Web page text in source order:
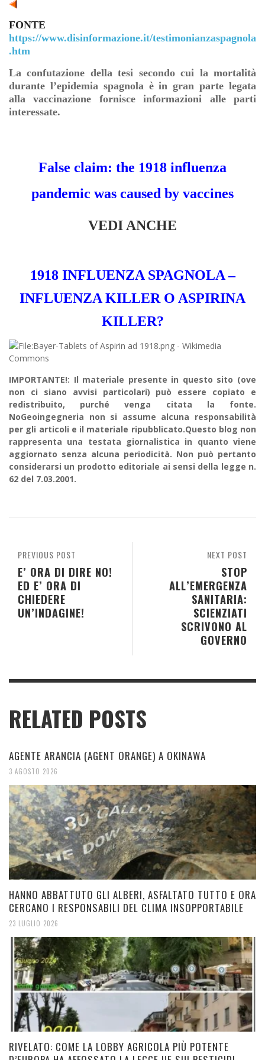
FONTE
https://www.disinformazione.it/testimonianzaspagnola
.htm
La confutazione della tesi secondo cui la mortalità
durante l’epidemia spagnola è in gran parte legata
alla vaccinazione fornisce informazioni alle parti
interessate.
False claim: the 1918 influenza
pandemic was caused by vaccines
VEDI ANCHE
1918 INFLUENZA SPAGNOLA –
INFLUENZA KILLER O ASPIRINA
KILLER?
IMPORTANTE!: Il materiale presente in questo sito (ove
non ci siano avvisi particolari) può essere copiato e
redistribuito, purché venga citata la fonte.
NoGeoingegneria non si assume alcuna responsabilità
per gli articoli e il materiale ripubblicato.Questo blog non
rappresenta una testata giornalistica in quanto viene
aggiornato senza alcuna periodicità. Non può pertanto
considerarsi un prodotto editoriale ai sensi della legge n.
62 del 7.03.2001.
NEXT POST
STOP
ALL’EMERGENZA
SANITARIA:
SCIENZIATI
SCRIVONO AL
GOVERNO
PREVIOUS POST
E’ ORA DI DIRE NO!
ED E’ ORA DI
CHIEDERE
UN’INDAGINE!
RELATED POSTS
AGENTE ARANCIA (AGENT ORANGE) A OKINAWA
3 AGOSTO 2026
HANNO ABBATTUTO GLI ALBERI, ASFALTATO TUTTO E ORA
CERCANO I RESPONSABILI DEL CLIMA INSOPPORTABILE
23 LUGLIO 2026
RIVELATO: COME LA LOBBY AGRICOLA PIÙ POTENTE